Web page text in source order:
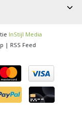
InStijl Media
| RSS Feed